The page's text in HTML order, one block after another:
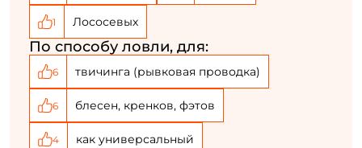
1 Лососевых
По способу ловли, для:
6 твичинга (рывковая проводка)
6 блесен, кренков, фэтов
4 как универсальный